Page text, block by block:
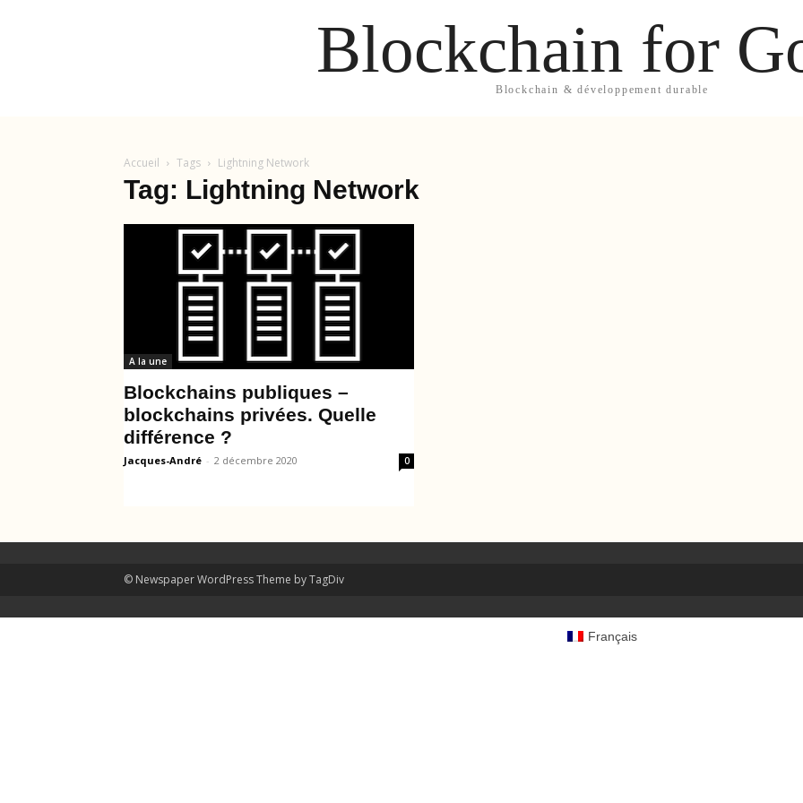
Blockchain for
Blockchain & développement durable
Accueil Tags Lightning Network
Tag: Lightning Network
A la une
Blockchains publiques –
blockchains privées. Quelle
différence ?
Jacques-André - 2 décembre 2020 0
© Newspaper WordPress Theme by TagDiv
Français